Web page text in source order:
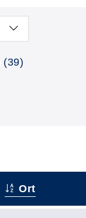
(39)
Ort